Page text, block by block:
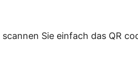
Sie einfach das QR